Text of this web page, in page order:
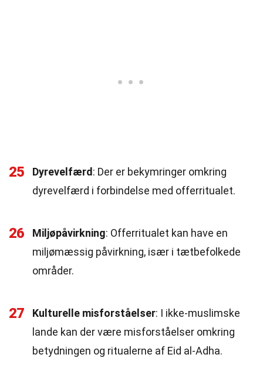
25 Dyrevelfærd : Der er bekymringer omkring
dyrevelfærd i forbindelse med offerritualet.
26 Miljøpåvirkning: Offerritualet kan have en
miljømæssig påvirkning, især i tætbefolkede
områder.
27 Kulturelle misforståelser: I ikke-muslimske
lande kan der være misforståelser omkring
betydningen og ritualerne af Eid al-Adha.